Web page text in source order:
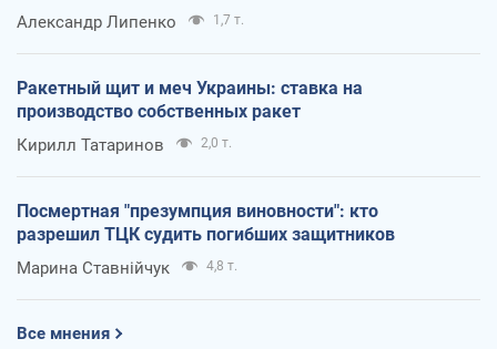
Александр Липенко 1,7 т.
Ракетный щит и меч Украины: ставка на
производство собственных ракет
Кирилл Татаринов 2,0 т.
Посмертная "презумпция виновности": кто
разрешил ТЦК судить погибших защитников
Марина Ставнійчук 4,8 т.
Все мнения